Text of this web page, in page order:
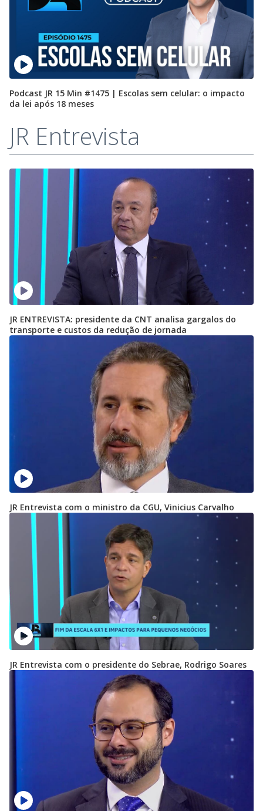
Podcast JR 15 Min #1475 | Escolas sem celular: o impacto
da lei após 18 meses
JR Entrevista
JR ENTREVISTA: presidente da CNT analisa gargalos do
transporte e custos da redução de jornada
JR Entrevista com o ministro da CGU, Vinicius Carvalho
JR Entrevista com o presidente do Sebrae, Rodrigo Soares